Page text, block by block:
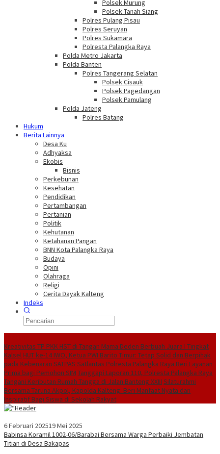
Polsek Murung
Polsek Tanah Siang
Polres Pulang Pisau
Polres Seruyan
Polres Sukamara
Polresta Palangka Raya
Polda Metro Jakarta
Polda Banten
Polres Tangerang Selatan
Polsek Cisauk
Polsek Pagedangan
Polsek Pamulang
Polda Jateng
Polres Batang
Hukum
Berita Lainnya
Desa Ku
Adhyaksa
Ekobis
Bisnis
Perkebunan
Kesehatan
Pendidikan
Pertambangan
Pertanian
Politik
Kehutanan
Ketahanan Pangan
BNN Kota Palangka Raya
Budaya
Opini
Olahraga
Religi
Cerita Dayak Kalteng
Indeks
Kreativitas TP PKK HST di Tangan Mama Deden Berbuah Juara I Tingkat
KalselHUT ke-14 IWO, Ketua PWI Barito Timur: Tetap Solid dan Berpihak
pada Kebenaran SATPAS Satlantas Polresta Palangka Raya Beri Layanan
Prima bagi Pemohon SIM Tanggapi Laporan 110, Polresta Palangka Raya
Tangani Keributan Rumah Tangga di Jalan Banteng XXIII Silaturahmi
Bersama Taruna Akpol, Kapolda Kalteng: Beri Manfaat Nyata dan
Inspiratif Bagi Siswa di Sekolah Rakyat
6 Februari 202519 Mei 2025
Babinsa Koramil 1002-06/Barabai Bersama Warga Perbaiki Jembatan
Titian di Desa Bakapas